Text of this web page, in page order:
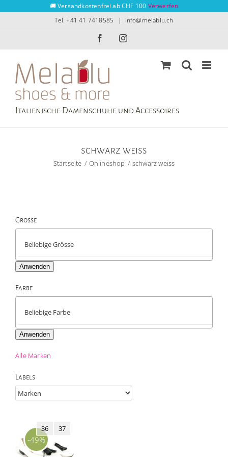
🚚 Versandkostenfrei ab CHF 100 Verwerfen
Tel. +41 41 7418585 | info@melablu.ch
FacebookInstagram
Italienische Damenschuhe und Accessoires
schwarz weiss
Startseite Onlineshop schwarz weiss
-49%
36 37
Grösse
Anwenden
Farbe
Anwenden
Alle Marken
Labels